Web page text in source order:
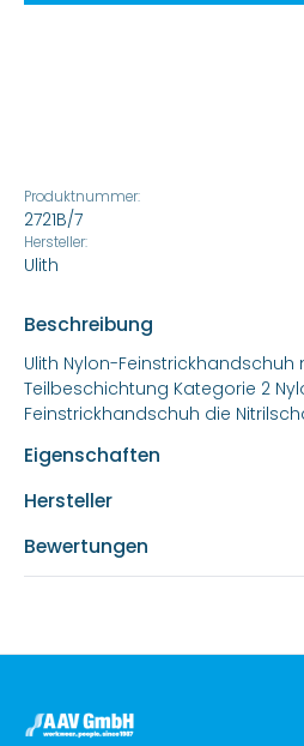
Produktnummer:
2721B/7
Hersteller:
Ulith
Beschreibung
Ulith Nylon-
Teilbeschichtung Kategorie 2
Feinstrickhandschuh die
Eigenschaften
Hersteller
Bewertungen